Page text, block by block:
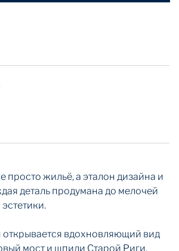
просто жильё, а эталон дизайна и
деталь продумана до мелочей
вдохновляющий вид
мост и шпили Старой Риги,